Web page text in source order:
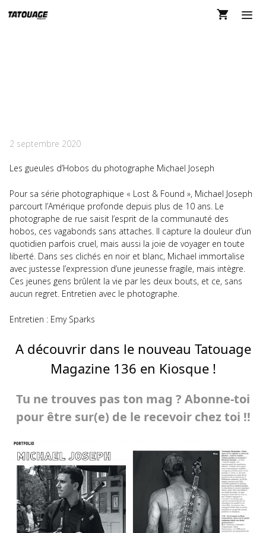
au
2 septembre 2020
Les gueules d’Hobos du photographe Michael Joseph
Pour sa série photographique « Lost & Found », Michael Joseph
parcourt l’Amérique profonde depuis plus de 10 ans. Le
photographe de rue saisit l’esprit de la communauté des
hobos, ces vagabonds sans attaches. Il capture la douleur d’un
quotidien parfois cruel, mais aussi la joie de voyager en toute
liberté. Dans ses clichés en noir et blanc, Michael immortalise
avec justesse l’expression d’une jeunesse fragile, mais intègre.
Ces jeunes gens brûlent la vie par les deux bouts, et ce, sans
aucun regret. Entretien avec le photographe.
Entretien : Emy Sparks
A découvrir dans le nouveau Tatouage
Magazine 136 en Kiosque !
Tu ne trouves pas ton mag ? Abonne-toi
pour être sur(e) de le recevoir chez toi !!